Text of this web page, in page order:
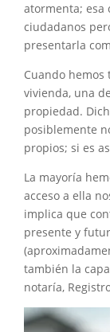
atormenta; esa
ciudadanos
presentarla
Cuando
vivienda, una
propiedad.
posiblemente
propios; si es
La mayoría
acceso a ella
implica que
presente y
también la
notaría,